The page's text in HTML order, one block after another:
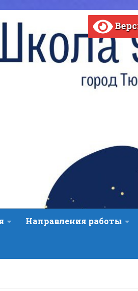
Направления работы